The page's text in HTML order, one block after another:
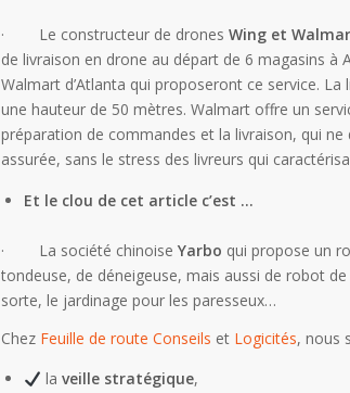
· Le constructeur de drones Wing et
de livraison en drone au départ de 6 magasins à
Walmart d’Atlanta qui proposeront ce service.
une hauteur de 50 mètres. Walmart offre un
préparation de commandes et la livraison, qui
assurée, sans le stress des livreurs qui
Et le clou de cet article c’est …
· La société chinoise Yarbo qui propose un
tondeuse, de déneigeuse, mais aussi de robot
sorte, le jardinage pour les paresseux…
Chez Feuille de route Conseils et Logicités, nous
la veille stratégique,